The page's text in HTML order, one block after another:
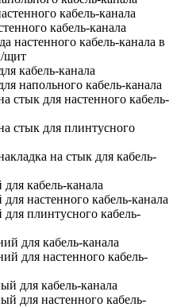
кабель-канала
кабель-канала
настенного кабель-канала в
щит
кабель-канала
напольного кабель-канала
стык для настенного кабель-
стык для плинтусного
на стык для кабель-
кабель-канала
настенного кабель-канала
плинтусного кабель-
для кабель-канала
для настенного кабель-
для кабель-канала
для настенного кабель-